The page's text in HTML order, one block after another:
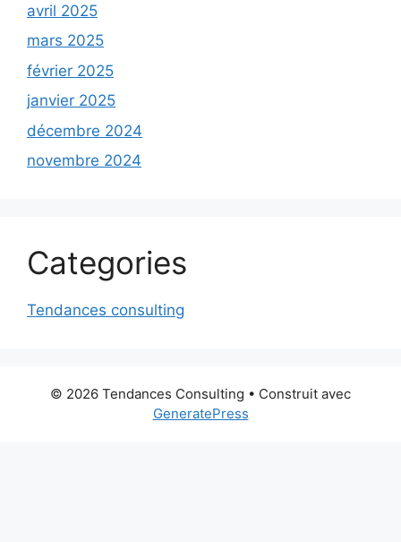
avril 2025
mars 2025
février 2025
janvier 2025
décembre 2024
novembre 2024
Categories
Tendances consulting
© 2026 Tendances Consulting • Construit avec
GeneratePress